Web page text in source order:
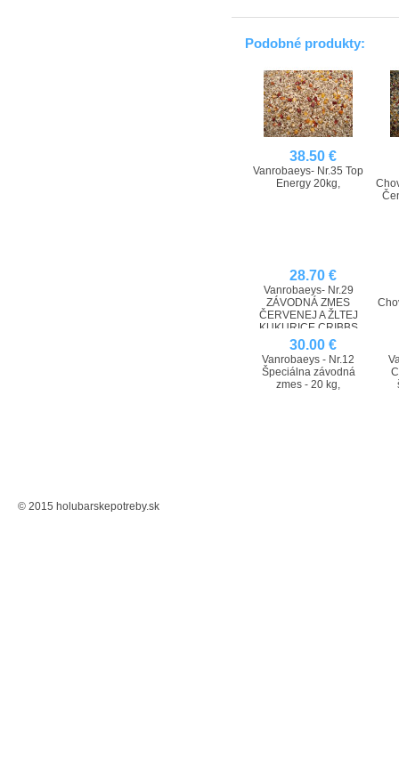
Podobné produkty:
38.50 €
Vanrobaeys- Nr.35 Top
Energy 20kg,
28.70 €
Vanrobaeys- Nr.29
ZÁVODNÁ ZMES
ČERVENEJ A ŽLTEJ
KUKURICE CRIBBS
BEZ HRACHU - 20 kg
30.00 €
Vanrobaeys - Nr.12
Špeciálna závodná
zmes - 20 kg,
© 2015 holubarskepotreby.sk